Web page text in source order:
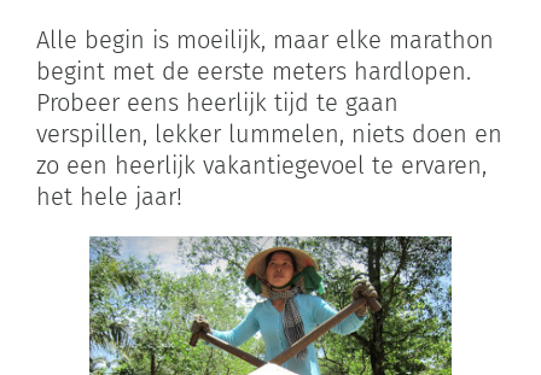
Alle begin is moeilijk, maar elke marathon
begint met de eerste meters hardlopen.
Probeer eens heerlijk tijd te gaan
verspillen, lekker lummelen, niets doen en
zo een heerlijk vakantiegevoel te ervaren,
het hele jaar!